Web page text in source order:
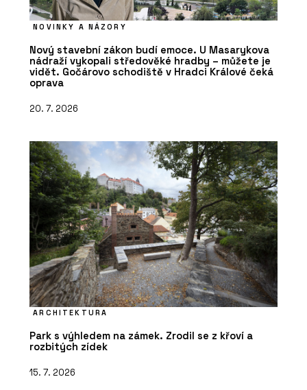
NOVINKY A NÁZORY
Nový stavební zákon budí emoce. U Masarykova
nádraží vykopali středověké hradby – můžete je
vidět. Gočárovo schodiště v Hradci Králové čeká
oprava
20. 7. 2026
ARCHITEKTURA
Park s výhledem na zámek. Zrodil se z křoví a
rozbitých zídek
15. 7. 2026